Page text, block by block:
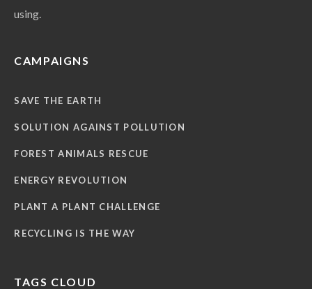
using.
CAMPAIGNS
SAVE THE EARTH
SOLUTION AGAINST POLLUTION
FOREST ANIMALS RESCUE
ENERGY REVOLUTION
PLANT A PLANT CHALLENGE
RECYCLING IS THE WAY
TAGS CLOUD